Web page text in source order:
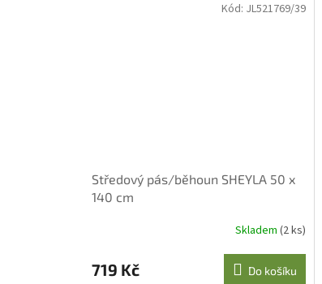
Středový pás/běhoun SHEYLA 50 x
140 cm
Skladem (2 ks)
719 Kč Do košíku
Kód: JL521769/39